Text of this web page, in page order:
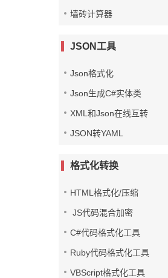
墙砖计算器
JSON工具
Json格式化
Json生成C#实体类
XML和Json在线互转
JSON转YAML
格式化转换
HTML格式化/压缩
JS代码混合加密
C#代码格式化工具
Ruby代码格式化工具
VBScript格式化工具